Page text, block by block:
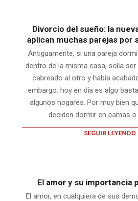
Divorcio del sueño: la
aplican muchas parejas por
Antiguamente, si una pareja
dentro de la misma casa, solía ser
cabreado al otro y había
embargo, hoy en día es algo
algunos hogares. Por muy bien
deciden dormir en camas
SEGUIR LEYENDO
El amor y su importancia
El amor, en cualquiera de sus